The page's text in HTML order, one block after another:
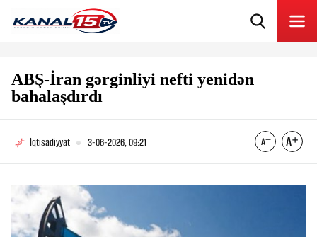
ABŞ-İran gərginliyi nefti yenidən
bahalaşdırdı
İqtisadiyyat 3-06-2026, 09:21